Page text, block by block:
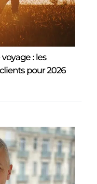
: les
pour 2026